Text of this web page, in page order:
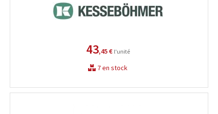
43,45 € l'unité
7 en stock